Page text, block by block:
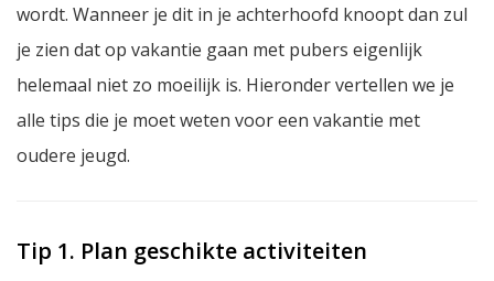
wordt. Wanneer je dit in je achterhoofd knoopt dan zul
je zien dat op vakantie gaan met pubers eigenlijk
helemaal niet zo moeilijk is. Hieronder vertellen we je
alle tips die je moet weten voor een vakantie met
oudere jeugd.
Tip 1. Plan geschikte activiteiten